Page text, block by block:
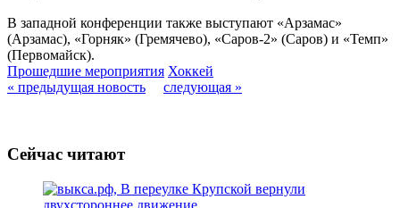
В западной конференции также выступают «Арзамас»
(Арзамас), «Горняк» (Гремячево), «Саров-2» (Саров) и «Темп»
(Первомайск).
Прошедшие мероприятия Хоккей
« предыдущая новость
следующая »
Сейчас читают